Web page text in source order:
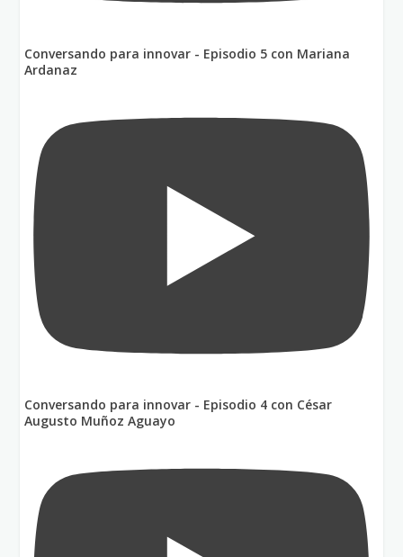
Conversando para innovar - Episodio 5 con Mariana
Ardanaz
Conversando para innovar - Episodio 4 con César
Augusto Muñoz Aguayo